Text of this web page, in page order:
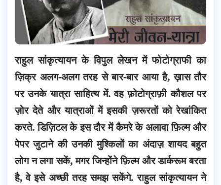
राहुल सांकृत्यायन के विपुल लेखन में फोटोग्राफी का
ज़िक्र अलग-अलग तरह से बार-बार आया है, ख़ास तौर
पर उनके यात्रा साहित्य में. वह फ़ोटोग्राफ़ी कौशल पर
ज़ोर देते और यात्राओं में इसकी ज़रूरतों को रेखांकित
करते.डिज़िटल के इस दौर में कैमरे के अलावा फ़िल्म और
पेपर जुटाने की उनकी मुश्किलों का अंदाज़ शायद बहुत
लोग न लगा सकें, मगर जिन्होंने फ़िल्म और डार्करूम बरता
है, वे इसे अच्छी तरह समझ सकेंगे. राहुल सांकृत्यायन ने